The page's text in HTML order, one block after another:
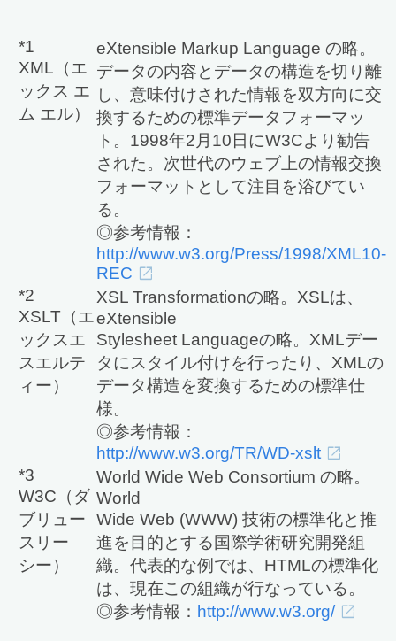
*1
XML（エ
ックス エ
ム エル）
eXtensible Markup Language の略。
データの内容とデータの構造を切り離
し、意味付けされた情報を双方向に交
換するための標準データフォーマッ
ト。1998年2月10日にW3Cより勧告
された。次世代のウェブ上の情報交換
フォーマットとして注目を浴びてい
る。
◎参考情報：
http://www.w3.org/Press/1998/XML10-
REC
*2
XSLT（エ
ックスエ
スエルテ
ィー）
XSL Transformationの略。XSLは、
eXtensible
Stylesheet Languageの略。XMLデー
タにスタイル付けを行ったり、XMLの
データ構造を変換するための標準仕
様。
◎参考情報：
http://www.w3.org/TR/WD-xslt
*3
W3C（ダ
ブリュー
スリー
シー）
World Wide Web Consortium の略。
World
Wide Web (WWW) 技術の標準化と推
進を目的とする国際学術研究開発組
織。代表的な例では、HTMLの標準化
は、現在この組織が行なっている。
◎参考情報： http://www.w3.org/